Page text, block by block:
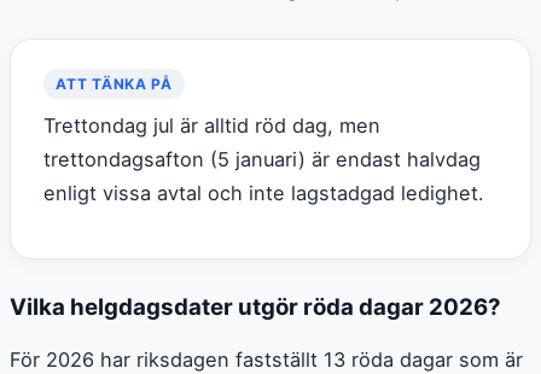
ATT TÄNKA PÅ
Trettondag jul är alltid röd dag, men
trettondagsafton (5 januari) är endast halvdag
enligt vissa avtal och inte lagstadgad ledighet.
Vilka helgdagsdater utgör röda dagar 2026?
För 2026 har riksdagen fastställt 13 röda dagar som är